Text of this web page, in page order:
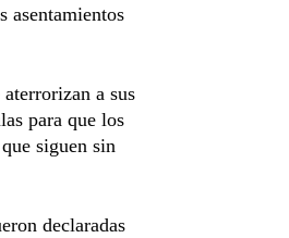
asentamientos
a sus
para que los
siguen sin
declaradas